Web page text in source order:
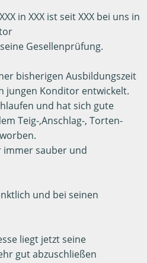
in XXX ist seit XXX bei uns in
Gesellenprüfung.
bisherigen Ausbildungszeit
jungen Konditor entwickelt.
und hat sich gute
Teig-,Anschlag-, Torten-
immer sauber und
und bei seinen
liegt jetzt seine
gut abzuschließen